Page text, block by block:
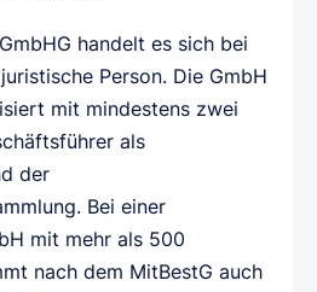
handelt es sich bei
Person. Die GmbH
mit mindestens zwei
als
der
Bei einer
mit mehr als 500
nach dem MitBestG auch